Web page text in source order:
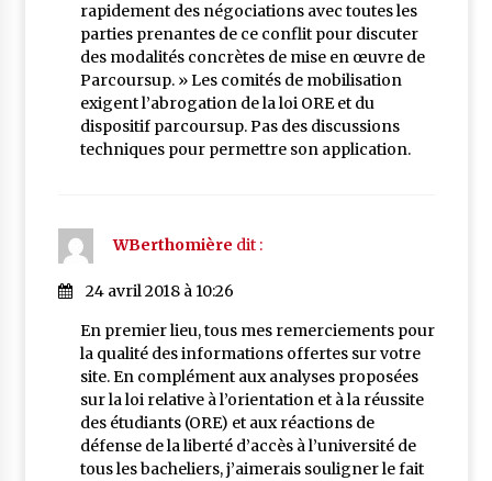
rapidement des négociations avec toutes les
parties prenantes de ce conflit pour discuter
des modalités concrètes de mise en œuvre de
Parcoursup. » Les comités de mobilisation
exigent l’abrogation de la loi ORE et du
dispositif parcoursup. Pas des discussions
techniques pour permettre son application.
WBerthomière dit :
24 avril 2018 à 10:26
En premier lieu, tous mes remerciements pour
la qualité des informations offertes sur votre
site. En complément aux analyses proposées
sur la loi relative à l’orientation et à la réussite
des étudiants (ORE) et aux réactions de
défense de la liberté d’accès à l’université de
tous les bacheliers, j’aimerais souligner le fait